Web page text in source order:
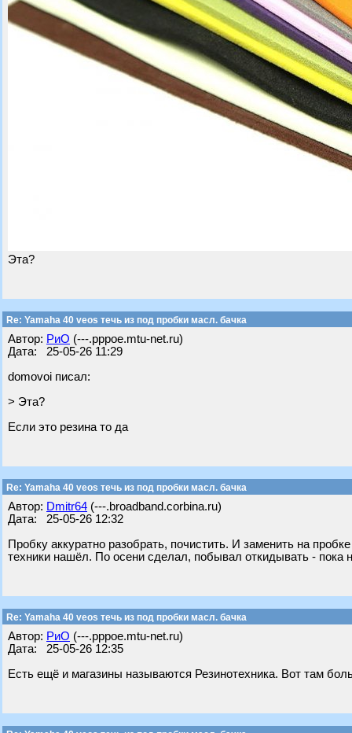
Эта?
Re: Yamaha 40 veos течь из под пробки масл. бачка
Автор: РиО (---.pppoe.mtu-net.ru)
Дата: 25-05-26 11:29
domovoi писал:
> Эта?
Если это резина то да
Re: Yamaha 40 veos течь из под пробки масл. бачка
Автор: Dmitr64 (---.broadband.corbina.ru)
Дата: 25-05-26 12:32
Пробку аккуратно разобрать, почистить. И заменить на
техники нашёл. По осени сделал, побывал откидывать - пока
Re: Yamaha 40 veos течь из под пробки масл. бачка
Автор: РиО (---.pppoe.mtu-net.ru)
Дата: 25-05-26 12:35
Есть ещё и магазины называются Резинотехника. Вот там